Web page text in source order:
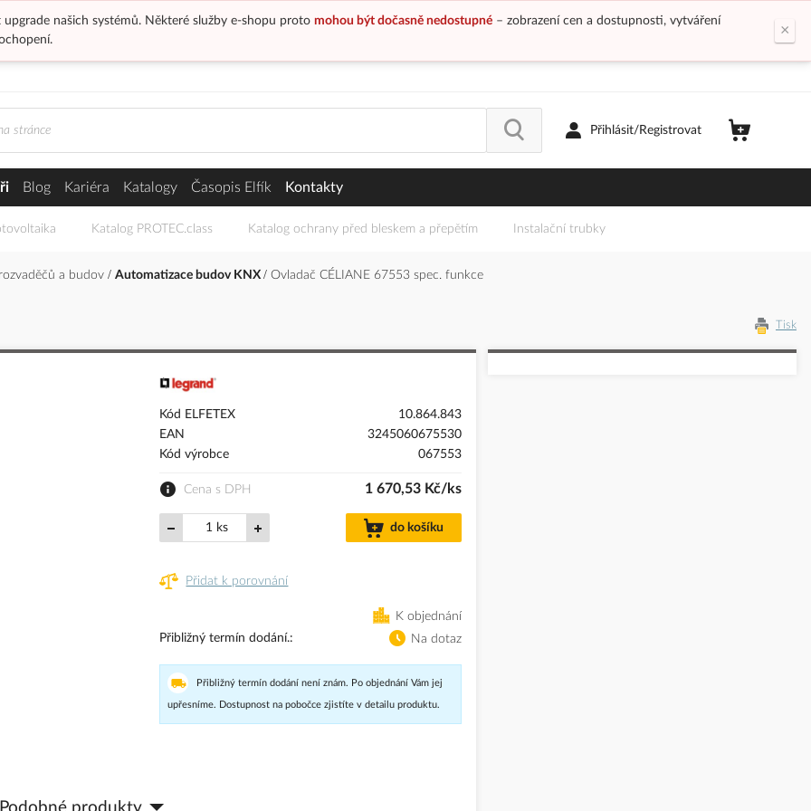
našich systémů. Některé služby e-shopu proto mohou být dočasně nedostupné– zobrazení cen a dostupnosti, vytváření
×
Přihlásit/Registrovat
Blog Kariéra Katalogy Časopis Elfík Kontakty
Katalog PROTEC.class Katalog ochrany před bleskem a přepětím Instalační trubky
a budov Automatizace budov KNX Ovladač CÉLIANE 67553 spec. funkce
Tisk
Kód ELFETEX
10.864.843
EAN
3245060675530
Kód výrobce
067553
Cena s DPH 1 670,53 Kč/ks
ks do košíku
Přidat k porovnání
K objednání
Přibližný termín dodání.
Na dotaz
Přibližný termín dodání není znám. Po objednání Vám jej
upřesníme. Dostupnost na pobočce zjistíte v detailu produktu.